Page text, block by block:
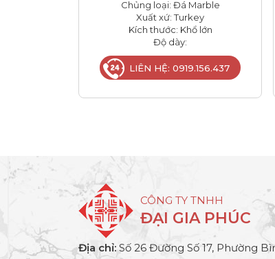
Chủng loại: Đá Marble
Xuất xứ: Turkey
Kích thước: Khổ lớn
Độ dày:
LIÊN HỆ: 0919.156.437
CÔNG TY TNHH
ĐẠI GIA PHÚC
Địa chỉ: Số 26 Đường Số 17, Phường